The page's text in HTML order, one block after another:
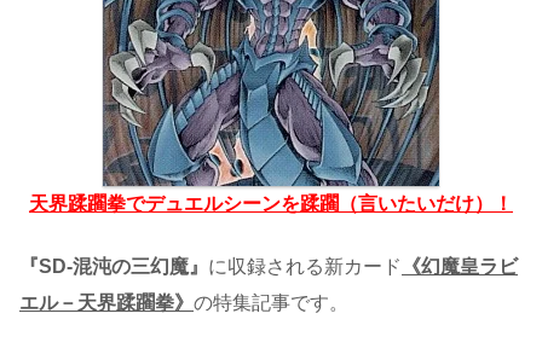
天界蹂躙拳でデュエルシーンを蹂躙（言いたいだけ）！
『SD-混沌の三幻魔』 に収録される新カード
《幻魔皇ラビ
エル－天界蹂躙拳》 の特集記事です。